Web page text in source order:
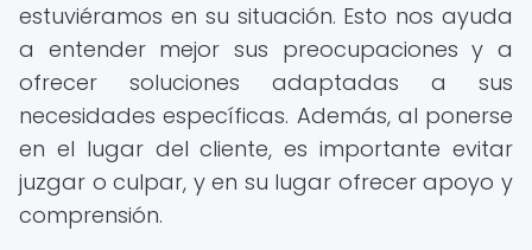
estuviéramos en su situación. Esto nos ayuda
a entender mejor sus preocupaciones y a
ofrecer soluciones adaptadas a sus
necesidades específicas. Además, al ponerse
en el lugar del cliente, es importante evitar
juzgar o culpar, y en su lugar ofrecer apoyo y
comprensión.